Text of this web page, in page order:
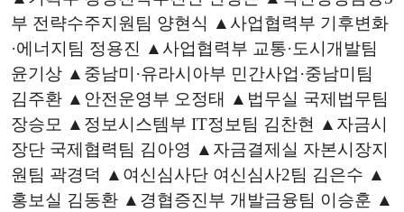
부 전략수주지원팀 양현식 ▲사업협력부 기후변화
·에너지팀 정용진 ▲사업협력부 교통·도시개발팀
윤기상 ▲중남미·유라시아부 민간사업·중남미팀
김주환 ▲안전운영부 오정태 ▲법무실 국제법무팀
장승모 ▲정보시스템부 IT정보팀 김찬현 ▲자금시
장단 국제협력팀 김아영 ▲자금결제실 자본시장지
원팀 곽경덕 ▲여신심사단 여신심사2팀 김은수 ▲
홍보실 김동환 ▲경협증진부 개발금융팀 이승훈 ▲